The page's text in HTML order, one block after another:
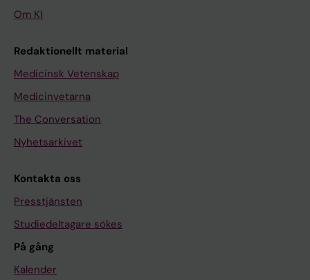
Om KI
Redaktionellt material
Medicinsk Vetenskap
Medicinvetarna
The Conversation
Nyhetsarkivet
Kontakta oss
Presstjänsten
Studiedeltagare sökes
På gång
Kalender